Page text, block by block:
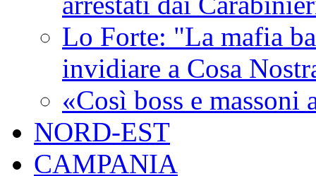
Lo Forte: "La mafia
invidiare a Cosa
«Così boss e massoni
NORD-EST
CAMPANIA